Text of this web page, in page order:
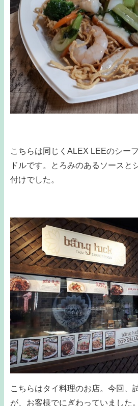
こちらは同じくALEX LEEのシー
ドルです。とろみのあるソースと
付けでした。
こちらはタイ料理のお店。今回、
が、お客様でにぎわっていました。